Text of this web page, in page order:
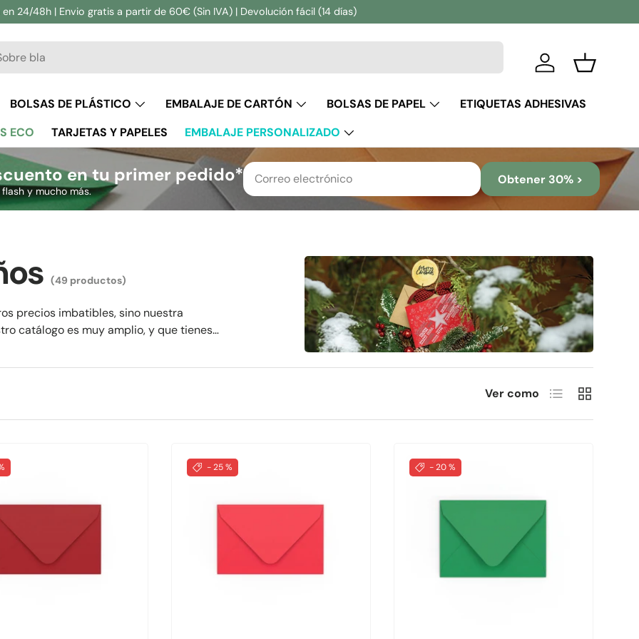
en 24/48h | Envio gratis a partir de 60€ (Sin IVA) | Devolución fácil (14 días)
Iniciar sesión
Cesta
BOLSAS DE PLÁSTICO EMBALAJE DE CARTÓN BOLSAS DE PAPEL
ETIQUETAS ADHESIVAS
ECO
TARJETAS Y PAPELES EMBALAJE PERSONALIZADO
en tu primer pedido*
y mucho más.
Obtener 30% >
(49 productos)
precios imbatibles, sino nuestra
catálogo es muy amplio, y que tienes
selección de productos. Queremos que
a lo largo de estas semanas
Ver como Lista Cuadrícula
- 25 % - 20 %